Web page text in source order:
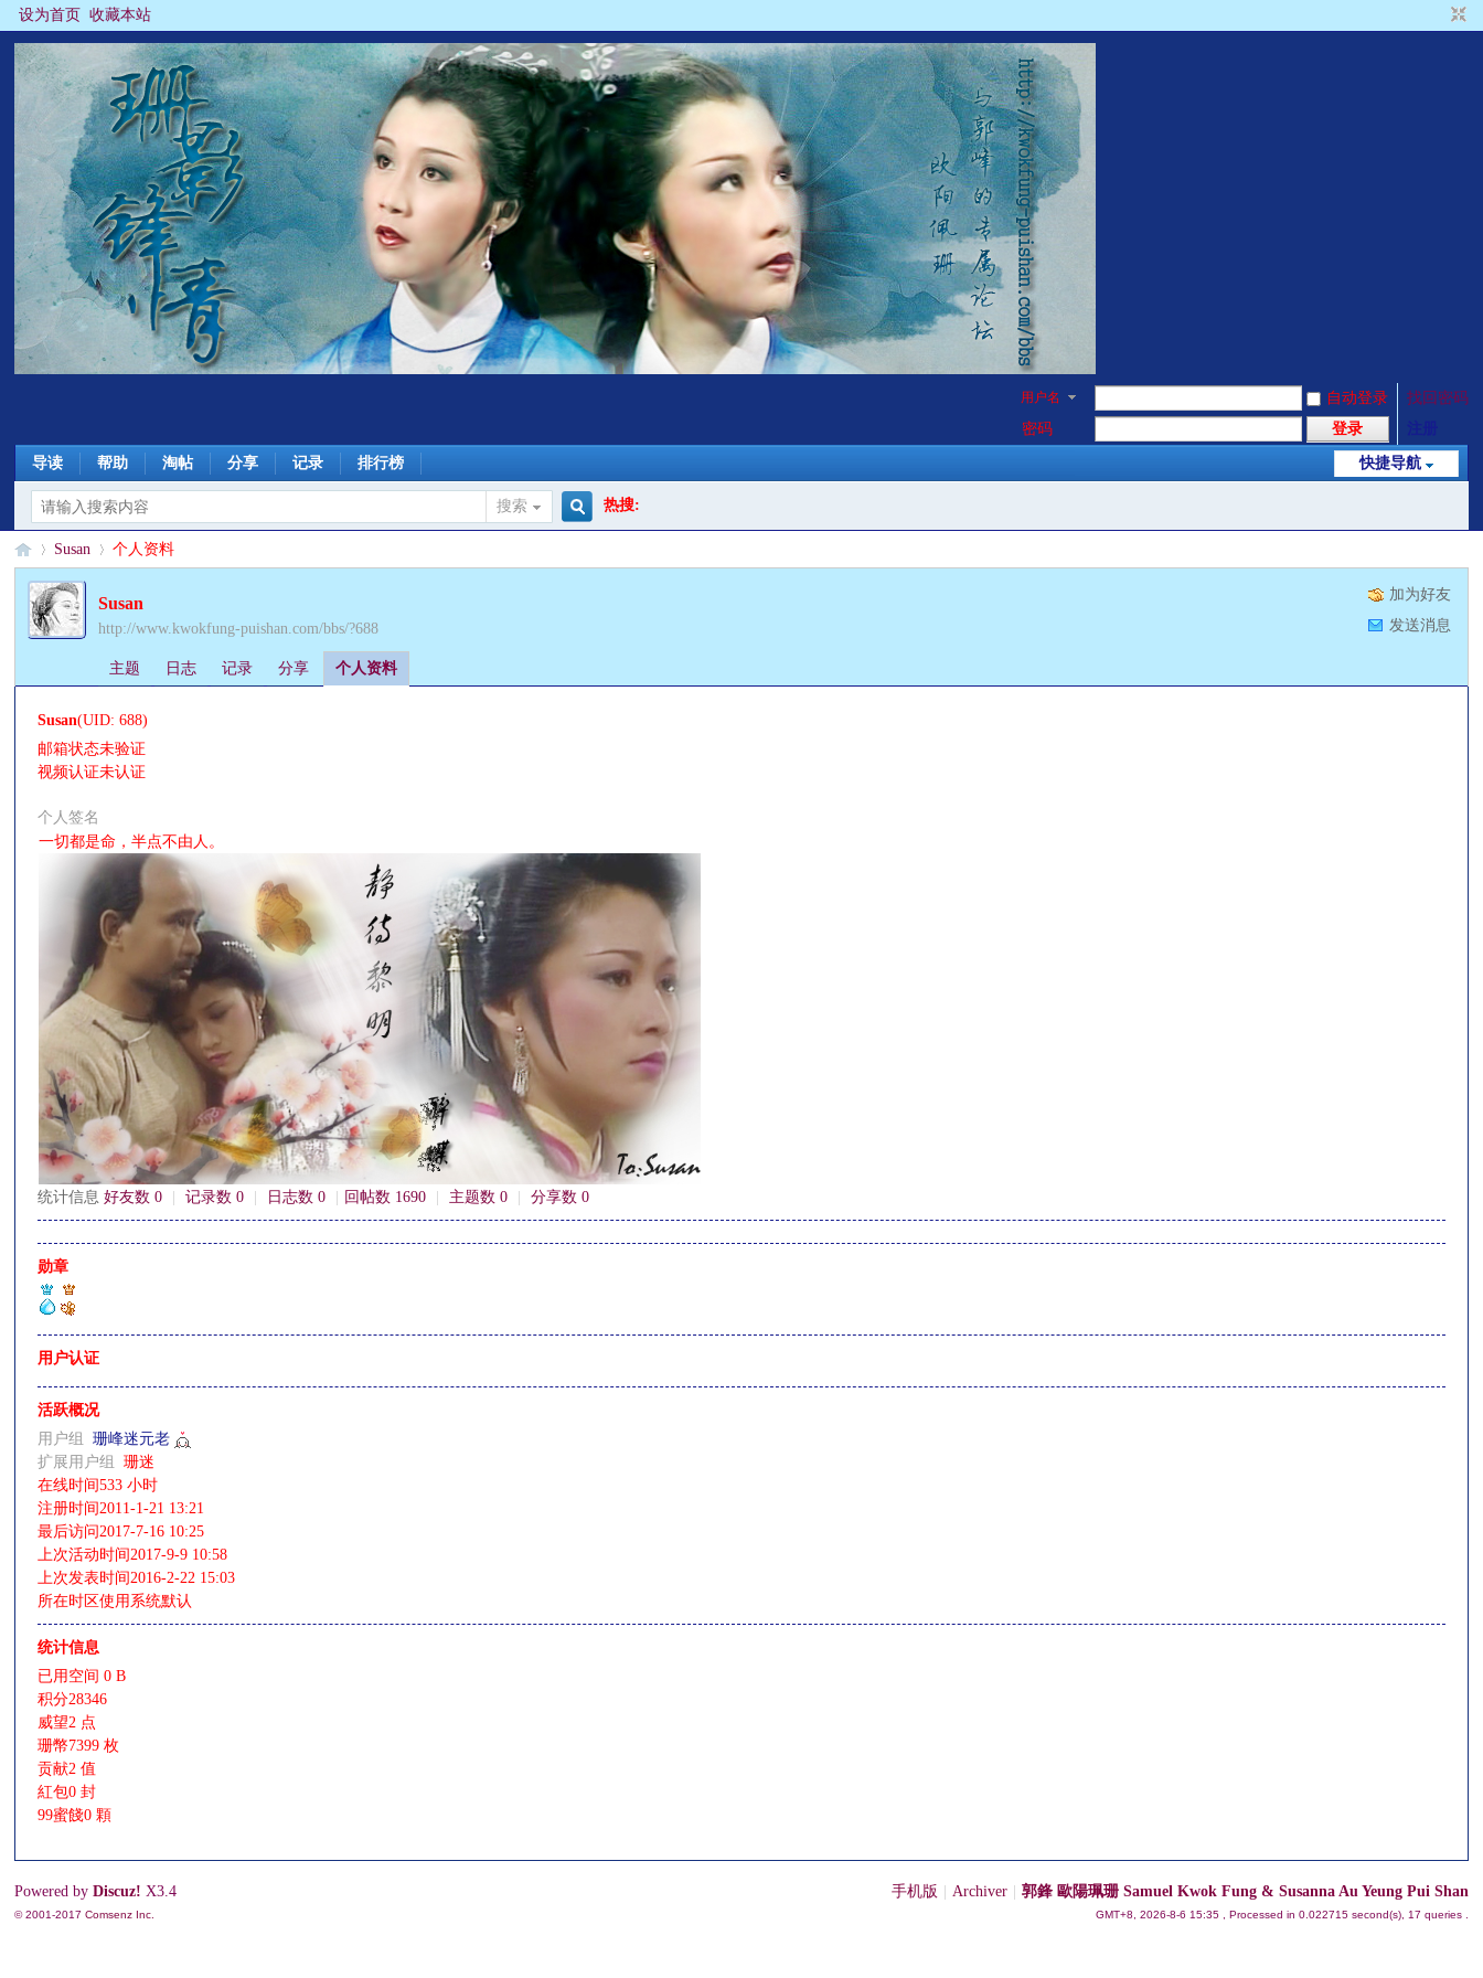
设为首页 收藏本站
用户名 自动登录
找回密码
密码
登录
快捷导航
导读 帮助 淘帖 分享 记录 排行榜
搜索 热搜:
›
Susan 个人资料
加为好友
发送消息
Susan
http://www.kwokfung-puishan.com/bbs/?688
主题 日志 记录 分享 个人资料
Susan(UID: 688)
邮箱状态未验证
视频认证未认证
个人签名
一切都是命，半点不由人。
统计信息 好友数 0 记录数 0 日志数 0 回帖数 1690 主题数 0 分享数 0
勋章
用户认证
活跃概况
用户组珊峰迷元老
扩展用户组珊迷
在线时间533 小时
注册时间2011-1-21 13:21
最后访问2017-7-16 10:25
上次活动时间2017-9-9 10:58
上次发表时间2016-2-22 15:03
所在时区使用系统默认
统计信息
已用空间 0 B
积分28346
威望2 点
珊幣7399 枚
贡献2 值
紅包0 封
99蜜餞0 顆
手机版 Archiver 郭鋒 歐陽珮珊 Samuel Kwok Fung & Susanna Au Yeung Pui Shan
GMT+8, 2026-8-6 15:35, Processed in 0.022715 second(s), 17 queries .
Powered byDiscuz! X3.4
© 2001-2017Comsenz Inc.